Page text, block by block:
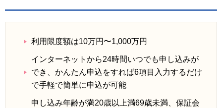
利用限度額は10万円〜1,000万円
インターネットから24時間いつでも申し込みが
でき、かんたん申込をすれば6項目入力するだけ
で手軽で簡単に申込が可能
申し込み年齢が満20歳以上満69歳未満、保証会